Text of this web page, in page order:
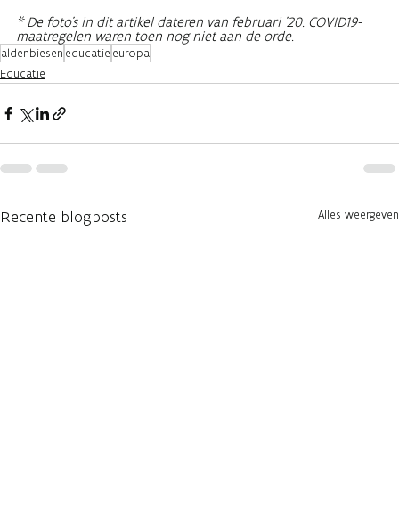
* De foto's in dit artikel dateren van februari '20. COVID19-
maatregelen waren toen nog niet aan de orde.
aldenbiesen educatie europa
Educatie
Recente blogposts Alles weergeven